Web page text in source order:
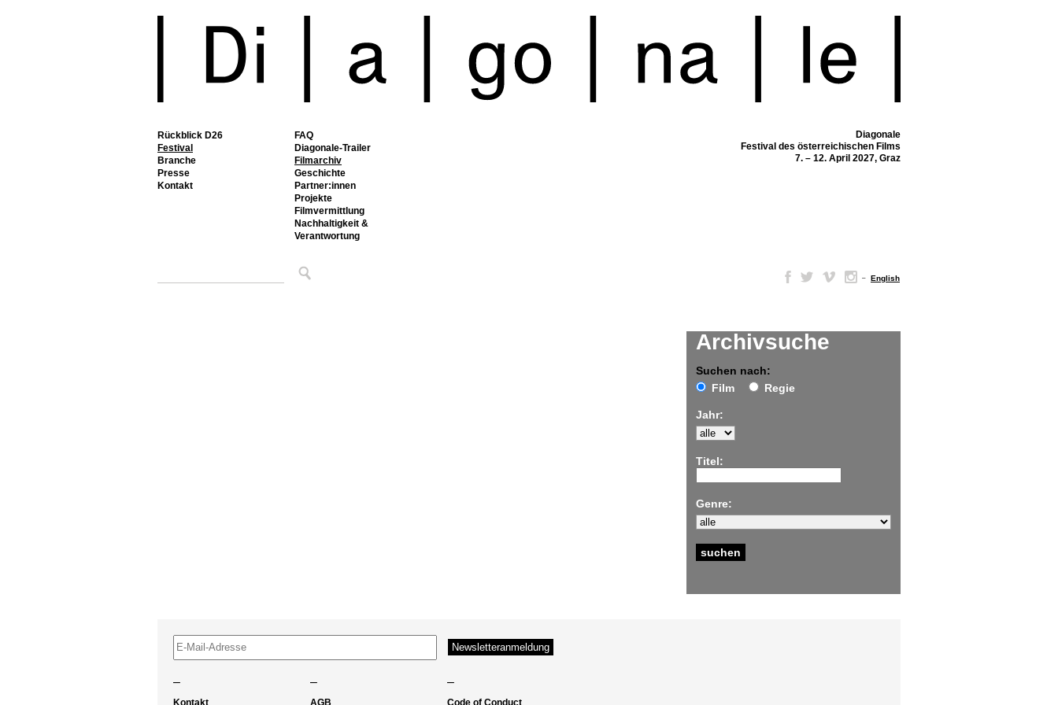
Rückblick D26
Festival
FAQ
Diagonale-Trailer
Filmarchiv
Geschichte
Partner:innen
Projekte
Filmvermittlung
Nachhaltigkeit &
Verantwortung
Branche
Presse
Kontakt
Diagonale
Festival des österreichischen Films
7. – 12. April 2027, Graz
– English
Archivsuche
Suchen nach:
Film
Regie
Jahr:
Titel:
Genre:
– – –
Kontakt AGB Code of Conduct